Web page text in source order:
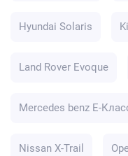
Hyundai Solaris
Land Rover Evoque
Mercedes benz E-
Nissan X-Trail